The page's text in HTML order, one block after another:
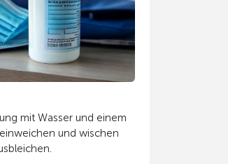
mit Wasser und einem
und wischen